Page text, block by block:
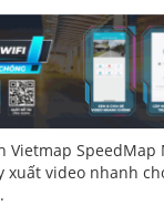
Vietmap
xuất video nhanh